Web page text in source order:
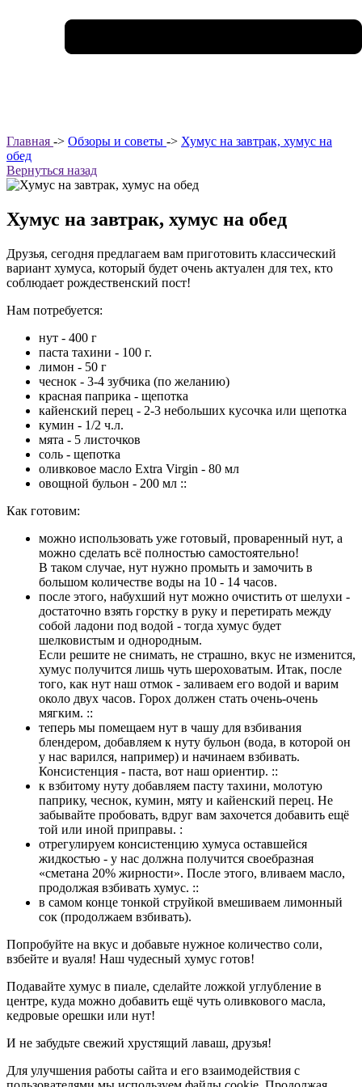
Главная -> Обзоры и советы -> Хумус на завтрак, хумус на
обед
Вернуться назад
Хумус на завтрак, хумус на обед
Друзья, сегодня предлагаем вам приготовить классический
вариант хумуса, который будет очень актуален для тех, кто
соблюдает рождественский пост!
Нам потребуется:
нут - 400 г
паста тахини - 100 г.
лимон - 50 г
чеснок - 3-4 зубчика (по желанию)
красная паприка - щепотка
кайенский перец - 2-3 небольших кусочка или щепотка
кумин - 1/2 ч.л.
мята - 5 листочков
соль - щепотка
оливковое масло Extra Virgin - 80 мл
овощной бульон - 200 мл ::
Как готовим:
можно использовать уже готовый, проваренный нут, а
можно сделать всё полностью самостоятельно!
В таком случае, нут нужно промыть и замочить в
большом количестве воды на 10 - 14 часов.
после этого, набухший нут можно очистить от шелухи -
достаточно взять горстку в руку и перетирать между
собой ладони под водой - тогда хумус будет
шелковистым и однородным.
Если решите не снимать, не страшно, вкус не изменится,
хумус получится лишь чуть шероховатым. Итак, после
того, как нут наш отмок - заливаем его водой и варим
около двух часов. Горох должен стать очень-очень
мягким. ::
теперь мы помещаем нут в чашу для взбивания
блендером, добавляем к нуту бульон (вода, в которой он
у нас варился, например) и начинаем взбивать.
Консистенция - паста, вот наш ориентир. ::
к взбитому нуту добавляем пасту тахини, молотую
паприку, чеснок, кумин, мяту и кайенский перец. Не
забывайте пробовать, вдруг вам захочется добавить ещё
той или иной приправы. :
отрегулируем консистенцию хумуса оставшейся
жидкостью - у нас должна получится своебразная
«сметана 20% жирности». После этого, вливаем масло,
продолжая взбивать хумус. ::
в самом конце тонкой струйкой вмешиваем лимонный
сок (продолжаем взбивать).
Попробуйте на вкус и добавьте нужное количество соли,
взбейте и вуаля! Наш чудесный хумус готов!
Подавайте хумус в пиале, сделайте ложкой углубление в
центре, куда можно добавить ещё чуть оливкового масла,
кедровые орешки или нут!
И не забудьте свежий хрустящий лаваш, друзья!
Для улучшения работы сайта и его взаимодействия с